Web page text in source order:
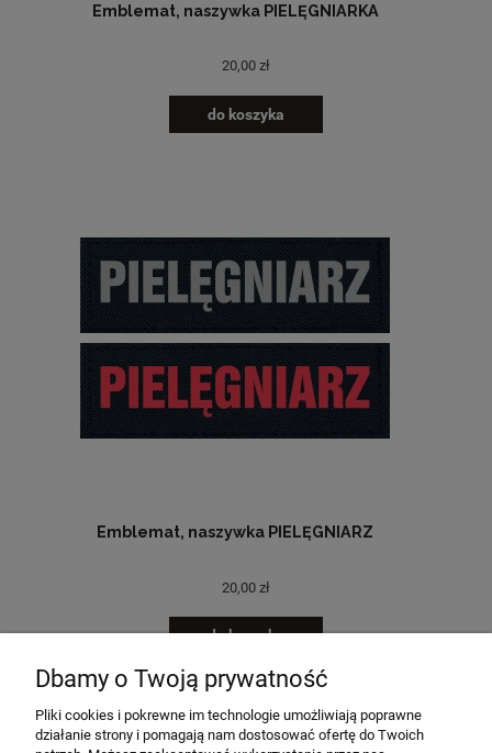
Emblemat, naszywka PIELĘGNIARKA
20,00 zł
do koszyka
Emblemat, naszywka PIELĘGNIARZ
20,00 zł
do koszyka
« 1 2 3 »
Dbamy o Twoją prywatność
Pliki cookies i pokrewne im technologie umożliwiają poprawne
działanie strony i pomagają nam dostosować ofertę do Twoich